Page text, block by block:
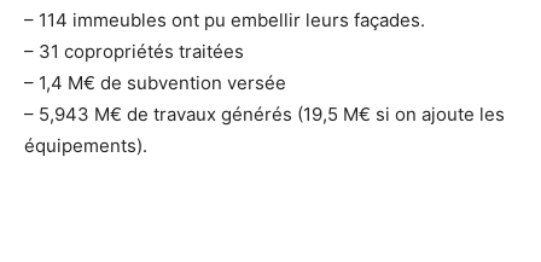
– 114 immeubles ont pu embellir leurs façades.
– 31 copropriétés traitées
– 1,4 M€ de subvention versée
– 5,943 M€ de travaux générés (19,5 M€ si on ajoute les
équipements).